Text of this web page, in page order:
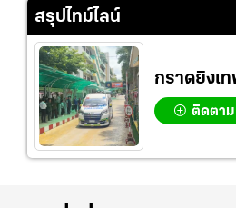
#วอลเลย์บอลชาย
ทีมชาติไทย
สรุปไทม์ไลน์
กราดยิงเ
ติดตาม